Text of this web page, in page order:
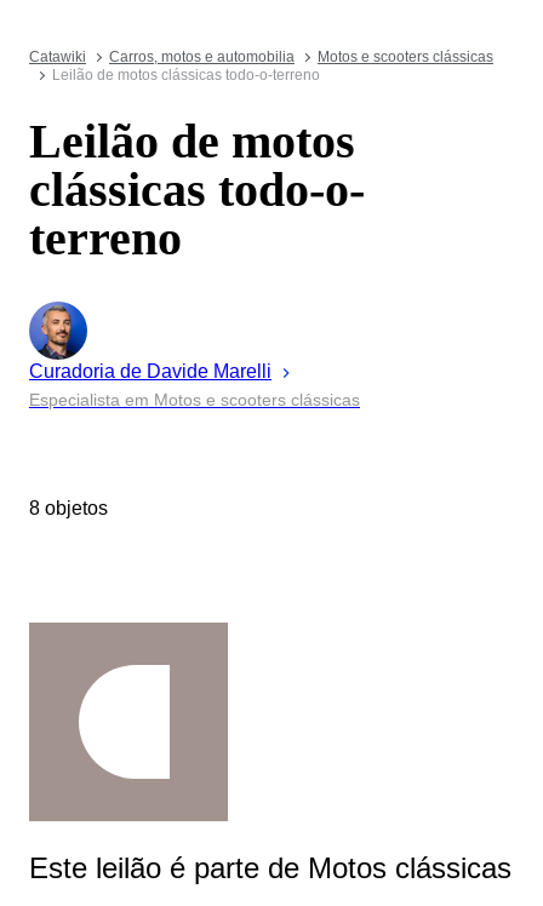
Catawiki Carros, motos e automobilia
Motos e scooters clássicas
Leilão de motos clássicas todo-o-terreno
Leilão de motos
clássicas todo-o-
terreno
Curadoria de Davide Marelli
Especialista em Motos e scooters clássicas
8 objetos
Este leilão é parte de Motos clássicas